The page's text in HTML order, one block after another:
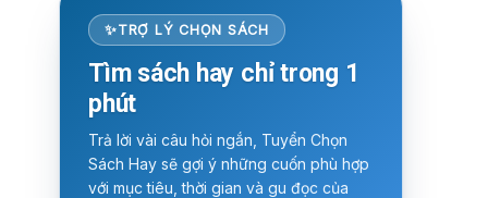
TRỢ LÝ CHỌN SÁCH
Tìm sách hay chỉ trong 1
phút
Trả lời vài câu hỏi ngắn, Tuyển Chọn
Sách Hay sẽ gợi ý những cuốn phù hợp
với mục tiêu, thời gian và gu đọc của